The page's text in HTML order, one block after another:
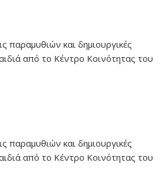
παραμυθιών και δημιουργικές
από το Κέντρο Κοινότητας του
παραμυθιών και δημιουργικές
από το Κέντρο Κοινότητας του